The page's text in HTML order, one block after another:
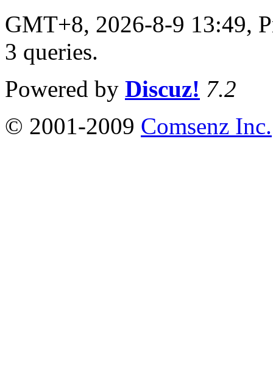
GMT+8, 2026-8-9 13:49,
3 queries.
Powered by Discuz! 7.2
© 2001-2009 Comsenz Inc.